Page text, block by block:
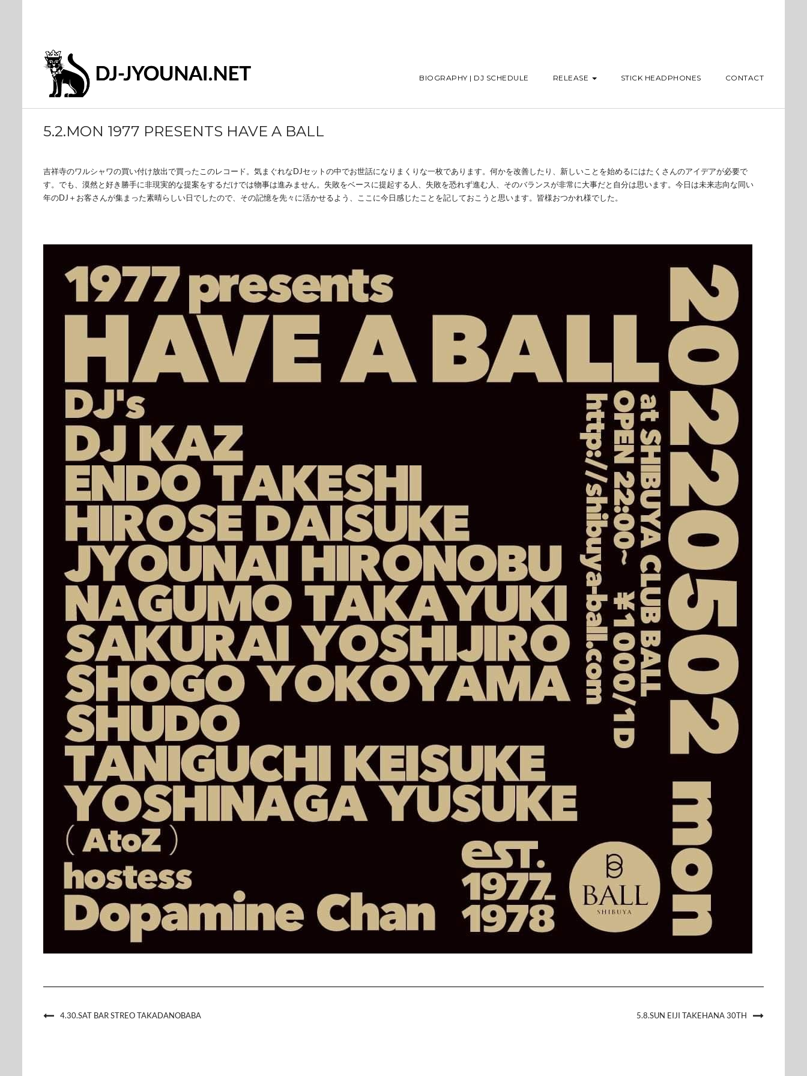
BIOGRAPHY | DJ SCHEDULE RELEASE STICK HEADPHONES CONTACT
5.2.MON 1977 PRESENTS HAVE A BALL
吉祥寺のワルシャワの買い付け放出で買ったこのレコード。気まぐれなDJセットの中でお世話になりまくりな一枚であります。何かを改善したり、新しいことを始めるにはたくさんのアイデアが必要で
す。でも、漠然と好き勝手に非現実的な提案をするだけでは物事は進みません。失敗をベースに提起する人、失敗を恐れず進む人、そのバランスが非常に大事だと自分は思います。今日は未来志向な同い
年のDJ＋お客さんが集まった素晴らしい日でしたので、その記憶を先々に活かせるよう、ここに今日感じたことを記しておこうと思います。皆様おつかれ様でした。
4.30.SAT BAR STREO TAKADANOBABA 5.8.SUN EIJI TAKEHANA 30TH